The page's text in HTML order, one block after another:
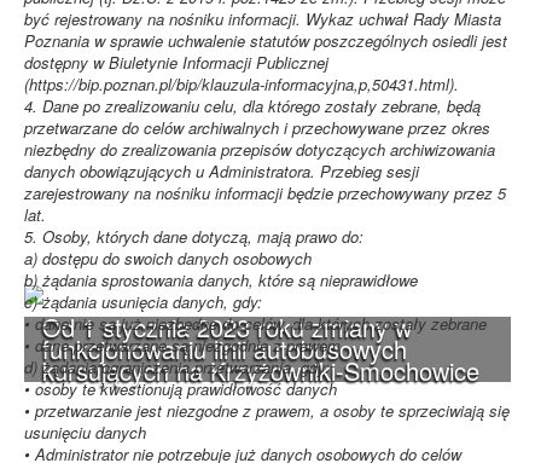
Od 1 stycznia 2023 roku zmiany w
funkcjonowaniu linii autobusowych
kursujących na Krzyżowniki-Smochowice
być rejestrowany na nośniku informacji. Wykaz uchwał Rady Miasta
Poznania w sprawie uchwalenie statutów poszczególnych osiedli jest
dostępny w Biuletynie Informacji Publicznej
(https://bip.poznan.pl/bip/klauzula-informacyjna,p,50431.html).
4. Dane po zrealizowaniu celu, dla którego zostały zebrane, będą
przetwarzane do celów archiwalnych i przechowywane przez okres
niezbędny do zrealizowania przepisów dotyczących archiwizowania
danych obowiązujących u Administratora. Przebieg sesji
zarejestrowany na nośniku informacji będzie przechowywany przez 5
lat.
5. Osoby, których dane dotyczą, mają prawo do:
a) dostępu do swoich danych osobowych
b) żądania sprostowania danych, które są nieprawidłowe
c) żądania usunięcia danych, gdy:
• dane nie są już niezbędne do celów, dla których zostały zebrane
• dane przetwarzane są niezgodnie z prawem
d) żądania ograniczenia przetwarzania, gdy:
• osoby te kwestionują prawidłowość danych
• przetwarzanie jest niezgodne z prawem, a osoby te sprzeciwiają się
usunięciu danych
• Administrator nie potrzebuje już danych osobowych do celów